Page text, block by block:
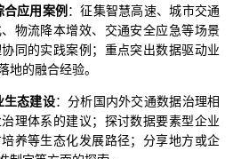
合应用案例：征集智慧高速、城市交通
物流降本增效、交通安全应急等场景
同的实践案例；重点突出数据驱动业
的融合经验。
生态建设：分析国内外交通数据治理相
理体系的建议；探讨数据要素型企业
养等生态化发展路径；分享地方或企